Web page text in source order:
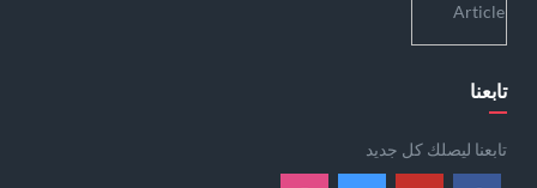
تابعنا
تابعنا ليصلك كل جديد